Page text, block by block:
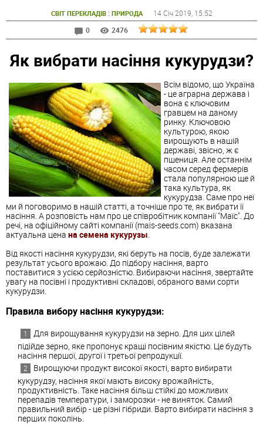
СВІТ ПЕРЕКЛАДІВ: ПРИРОДА 14 Січ 2019 , 15:52
0
2476
Як вибрати насіння кукурудзи?
Всім відомо, що Україна
- це аграрна держава і
вона є ключовим
гравцем на даному
ринку. Ключовою
культурою, якою
вирощують в нашій
державі, звісно, ж є
пшениця. Але останнім
часом серед фермерів
стала популярною ще й
така культура, як
кукурудза. Саме про неї
ми й поговоримо в нашій статті, а точніше про те, як вибрати її
насіння. А розповість нам про це співробітник компанії "Маїс". До
речі, на офіційному сайті компанії (mais-seeds.com) вказана
актуальна цена на семена кукурузы.
Від якості насіння кукурудзи, які беруть на посів, буде залежати
результат усього врожаю. До підбору насіння, варто
поставитися з усією серйозністю. Вибираючи насіння, звертайте
увагу на посівні і продуктивні складові, обраного вами сорти
кукурудзи.
Правила вибору насіння кукурудзи:
Для вирощування кукурудзи на зерно. Для цих цілей
підійде зерно, яке пропонує кращі посівним якістю. Це будуть
насіння першої, другої і третьої репродукції.
Вирощуючи продукт високої якості, варто вибирати
кукурудзу, насіння якої мають високу врожайність,
продуктивність. Таке насіння більш стійкі до можливих
перепадів температури, і заморозки - не виняток. Самий
правильний вибір - це різні гібриди. Варто вибирати насіння з
перших поколінь.